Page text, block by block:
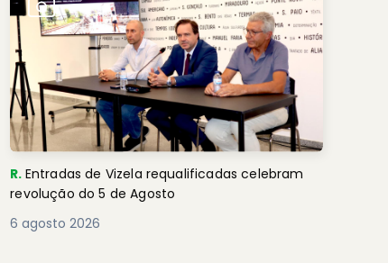
R. Entradas de Vizela requalificadas celebram
revolução do 5 de Agosto
6 agosto 2026